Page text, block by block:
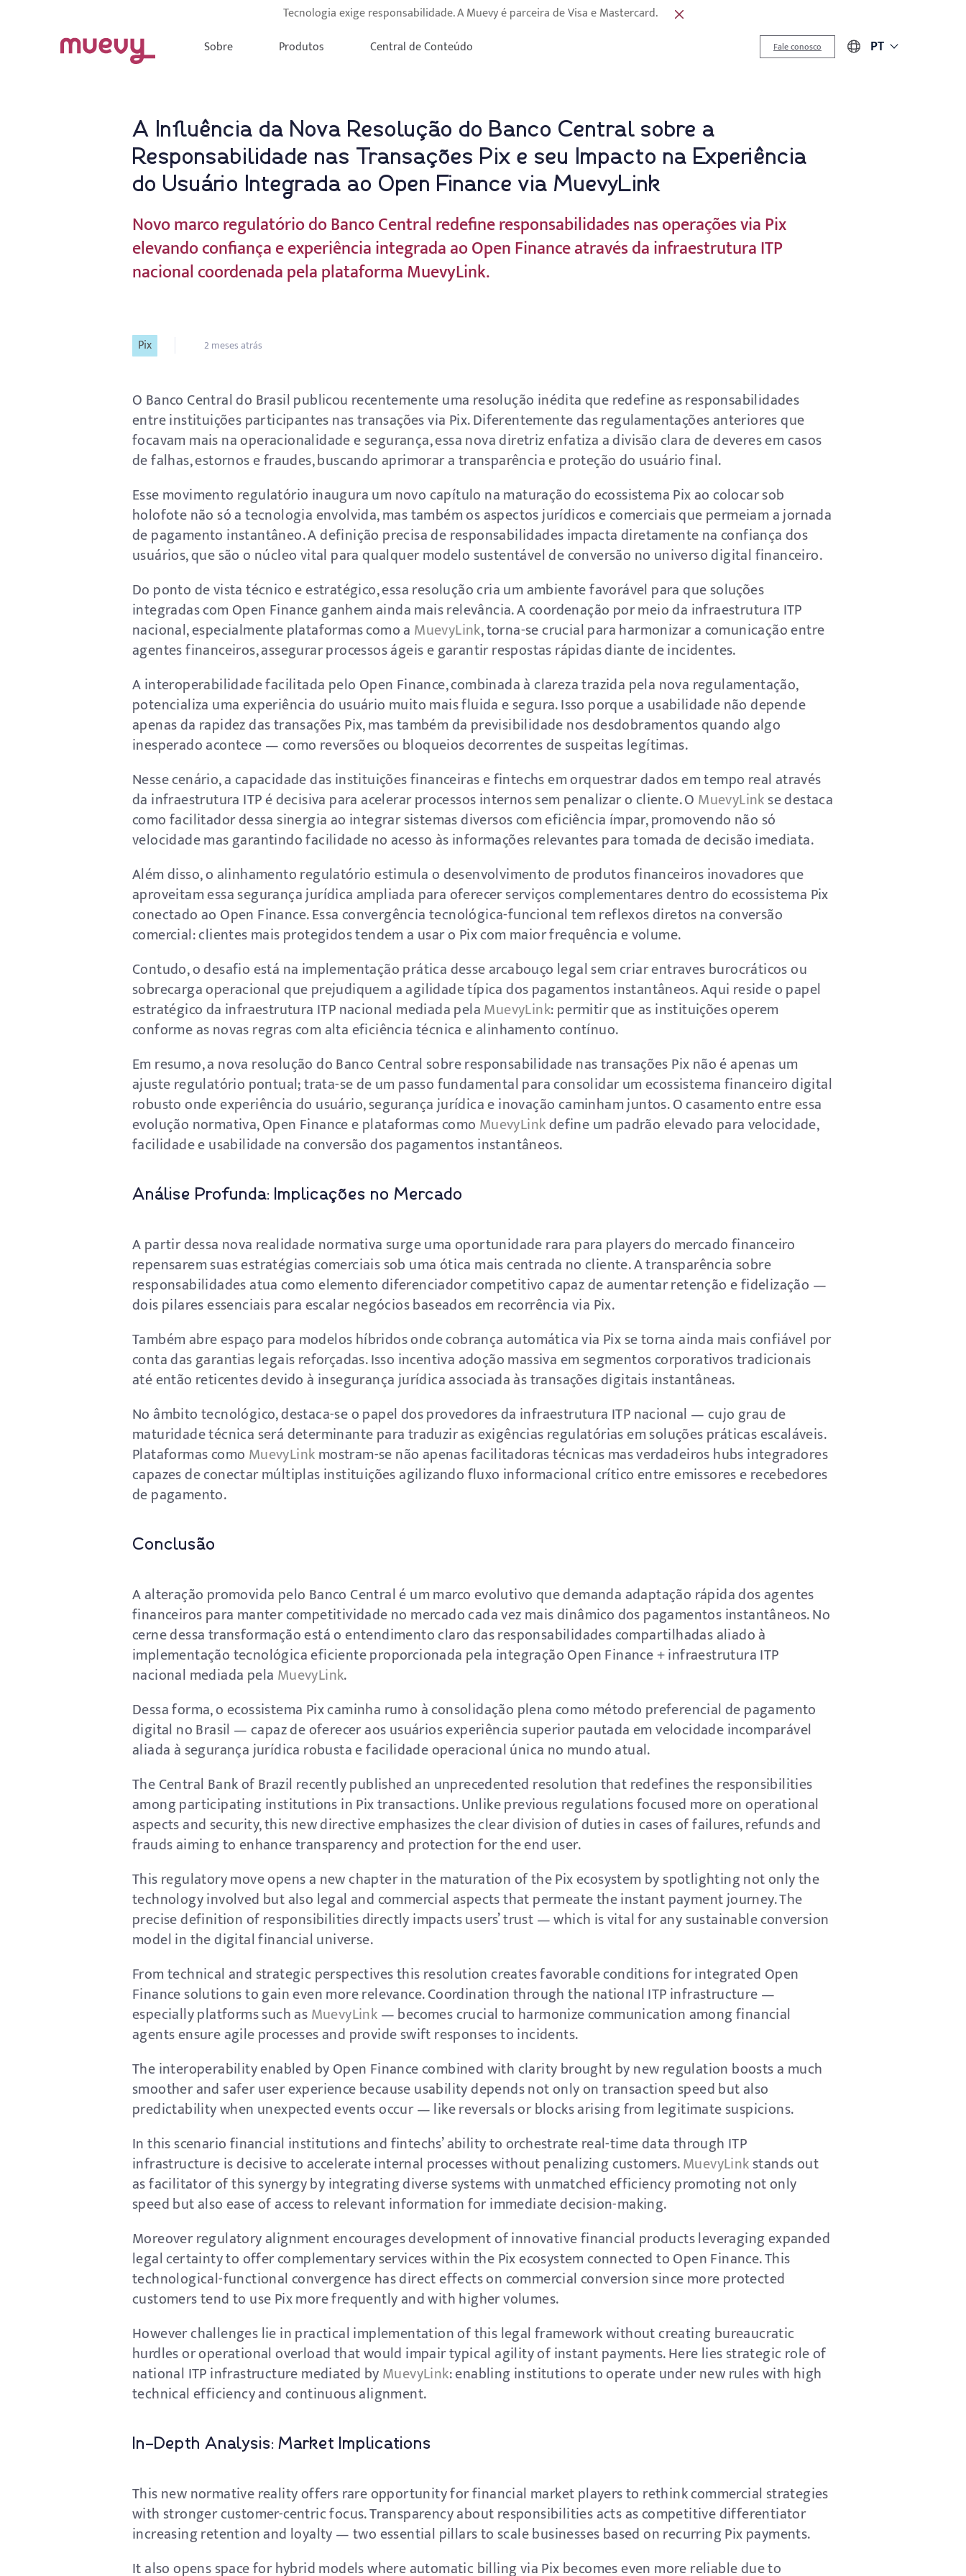
Tecnologia exige responsabilidade. A Muevy é parceira de Visa e Mastercard.
Sobre
Produtos Central de Conteúdo Fale conosco PT
A Influência da Nova Resolução do Banco Central sobre a
Responsabilidade nas Transações Pix e seu Impacto na Experiência
do Usuário Integrada ao Open Finance via MuevyLink
Novo marco regulatório do Banco Central redefine responsabilidades nas operações via Pix
elevando confiança e experiência integrada ao Open Finance através da infraestrutura ITP
nacional coordenada pela plataforma MuevyLink.
Pix 2 meses atrás
O Banco Central do Brasil publicou recentemente uma resolução inédita que redefine as responsabilidades
entre instituições participantes nas transações via Pix. Diferentemente das regulamentações anteriores que
focavam mais na operacionalidade e segurança, essa nova diretriz enfatiza a divisão clara de deveres em casos
de falhas, estornos e fraudes, buscando aprimorar a transparência e proteção do usuário final.
Esse movimento regulatório inaugura um novo capítulo na maturação do ecossistema Pix ao colocar sob
holofote não só a tecnologia envolvida, mas também os aspectos jurídicos e comerciais que permeiam a jornada
de pagamento instantâneo. A definição precisa de responsabilidades impacta diretamente na confiança dos
usuários, que são o núcleo vital para qualquer modelo sustentável de conversão no universo digital financeiro.
Do ponto de vista técnico e estratégico, essa resolução cria um ambiente favorável para que soluções
integradas com Open Finance ganhem ainda mais relevância. A coordenação por meio da infraestrutura ITP
nacional, especialmente plataformas como a MuevyLink, torna-se crucial para harmonizar a comunicação entre
agentes financeiros, assegurar processos ágeis e garantir respostas rápidas diante de incidentes.
A interoperabilidade facilitada pelo Open Finance, combinada à clareza trazida pela nova regulamentação,
potencializa uma experiência do usuário muito mais fluida e segura. Isso porque a usabilidade não depende
apenas da rapidez das transações Pix, mas também da previsibilidade nos desdobramentos quando algo
inesperado acontece — como reversões ou bloqueios decorrentes de suspeitas legítimas.
Nesse cenário, a capacidade das instituições financeiras e fintechs em orquestrar dados em tempo real através
da infraestrutura ITP é decisiva para acelerar processos internos sem penalizar o cliente. O MuevyLinkse destaca
como facilitador dessa sinergia ao integrar sistemas diversos com eficiência ímpar, promovendo não só
velocidade mas garantindo facilidade no acesso às informações relevantes para tomada de decisão imediata.
Além disso, o alinhamento regulatório estimula o desenvolvimento de produtos financeiros inovadores que
aproveitam essa segurança jurídica ampliada para oferecer serviços complementares dentro do ecossistema Pix
conectado ao Open Finance. Essa convergência tecnológica-funcional tem reflexos diretos na conversão
comercial: clientes mais protegidos tendem a usar o Pix com maior frequência e volume.
Contudo, o desafio está na implementação prática desse arcabouço legal sem criar entraves burocráticos ou
sobrecarga operacional que prejudiquem a agilidade típica dos pagamentos instantâneos. Aqui reside o papel
estratégico da infraestrutura ITP nacional mediada pelaMuevyLink: permitir que as instituições operem
conforme as novas regras com alta eficiência técnica e alinhamento contínuo.
Em resumo, a nova resolução do Banco Central sobre responsabilidade nas transações Pix não é apenas um
ajuste regulatório pontual; trata-se de um passo fundamental para consolidar um ecossistema financeiro digital
robusto onde experiência do usuário, segurança jurídica e inovação caminham juntos. O casamento entre essa
evolução normativa, Open Finance e plataformas como MuevyLinkdefine um padrão elevado para velocidade,
facilidade e usabilidade na conversão dos pagamentos instantâneos.
Análise Profunda: Implicações no Mercado
A partir dessa nova realidade normativa surge uma oportunidade rara para players do mercado financeiro
repensarem suas estratégias comerciais sob uma ótica mais centrada no cliente. A transparência sobre
responsabilidades atua como elemento diferenciador competitivo capaz de aumentar retenção e fidelização —
dois pilares essenciais para escalar negócios baseados em recorrência via Pix.
Também abre espaço para modelos híbridos onde cobrança automática via Pix se torna ainda mais confiável por
conta das garantias legais reforçadas. Isso incentiva adoção massiva em segmentos corporativos tradicionais
até então reticentes devido à insegurança jurídica associada às transações digitais instantâneas.
No âmbito tecnológico, destaca-se o papel dos provedores da infraestrutura ITP nacional — cujo grau de
maturidade técnica será determinante para traduzir as exigências regulatórias em soluções práticas escaláveis.
Plataformas como MuevyLinkmostram-se não apenas facilitadoras técnicas mas verdadeiros hubs integradores
capazes de conectar múltiplas instituições agilizando fluxo informacional crítico entre emissores e recebedores
de pagamento.
Conclusão
A alteração promovida pelo Banco Central é um marco evolutivo que demanda adaptação rápida dos agentes
financeiros para manter competitividade no mercado cada vez mais dinâmico dos pagamentos instantâneos. No
cerne dessa transformação está o entendimento claro das responsabilidades compartilhadas aliado à
implementação tecnológica eficiente proporcionada pela integração Open Finance + infraestrutura ITP
nacional mediada pela MuevyLink.
Dessa forma, o ecossistema Pix caminha rumo à consolidação plena como método preferencial de pagamento
digital no Brasil — capaz de oferecer aos usuários experiência superior pautada em velocidade incomparável
aliada à segurança jurídica robusta e facilidade operacional única no mundo atual.
The Central Bank of Brazil recently published an unprecedented resolution that redefines the responsibilities
among participating institutions in Pix transactions. Unlike previous regulations focused more on operational
aspects and security, this new directive emphasizes the clear division of duties in cases of failures, refunds and
frauds aiming to enhance transparency and protection for the end user.
This regulatory move opens a new chapter in the maturation of the Pix ecosystem by spotlighting not only the
technology involved but also legal and commercial aspects that permeate the instant payment journey. The
precise definition of responsibilities directly impacts users’ trust — which is vital for any sustainable conversion
model in the digital financial universe.
From technical and strategic perspectives this resolution creates favorable conditions for integrated Open
Finance solutions to gain even more relevance. Coordination through the national ITP infrastructure —
especially platforms such asMuevyLink— becomes crucial to harmonize communication among financial
agents ensure agile processes and provide swift responses to incidents.
The interoperability enabled by Open Finance combined with clarity brought by new regulation boosts a much
smoother and safer user experience because usability depends not only on transaction speed but also
predictability when unexpected events occur — like reversals or blocks arising from legitimate suspicions.
In this scenario financial institutions and fintechs’ ability to orchestrate real-time data through ITP
infrastructure is decisive to accelerate internal processes without penalizing customers.MuevyLinkstands out
as facilitator of this synergy by integrating diverse systems with unmatched efficiency promoting not only
speed but also ease of access to relevant information for immediate decision-making.
Moreover regulatory alignment encourages development of innovative financial products leveraging expanded
legal certainty to offer complementary services within the Pix ecosystem connected to Open Finance. This
technological-functional convergence has direct effects on commercial conversion since more protected
customers tend to use Pix more frequently and with higher volumes.
However challenges lie in practical implementation of this legal framework without creating bureaucratic
hurdles or operational overload that would impair typical agility of instant payments. Here lies strategic role of
national ITP infrastructure mediated byMuevyLink: enabling institutions to operate under new rules with high
technical efficiency and continuous alignment.
In-Depth Analysis: Market Implications
This new normative reality offers rare opportunity for financial market players to rethink commercial strategies
with stronger customer-centric focus. Transparency about responsibilities acts as competitive differentiator
increasing retention and loyalty — two essential pillars to scale businesses based on recurring Pix payments.
It also opens space for hybrid models where automatic billing via Pix becomes even more reliable due to